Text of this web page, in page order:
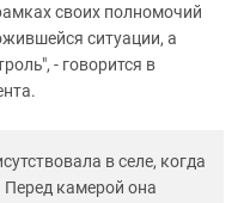
своих полномочий
ситуации, а
- говорится в
в селе, когда
камерой она